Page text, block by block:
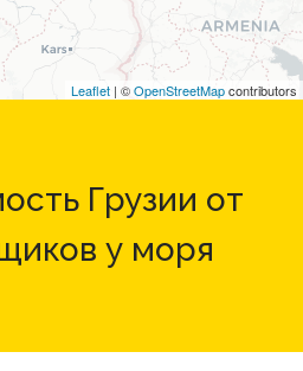
Leaflet | ©OpenStreetMapcontributors
Грузии от
у моря